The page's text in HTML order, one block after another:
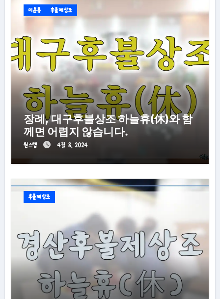
미분류 후불제상조
장례, 대구후불상조 하늘휴(休)와 함
께면 어렵지 않습니다.
원스텝 4월 8, 2024
후불제상조